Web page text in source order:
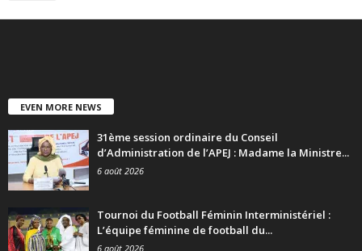
EVEN MORE NEWS
31ème session ordinaire du Conseil
d’Administration de l’APEJ : Madame la Ministre...
6 août 2026
Tournoi du Football Féminin Interministériel :
L’équipe féminine de football du...
6 août 2026